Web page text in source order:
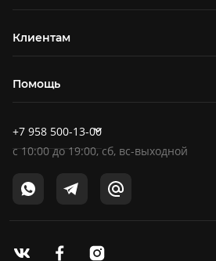
Клиентам
Помощь
+7 958 500-13-00
c10:00до19:00, сб, вс-выходной